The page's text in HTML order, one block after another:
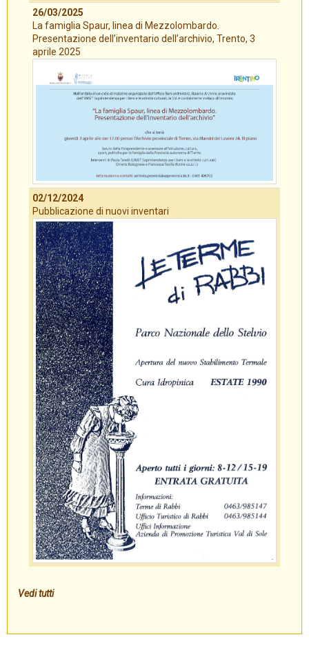
26/03/2025
La famiglia Spaur, linea di Mezzolombardo.
Presentazione dell’inventario dell’archivio, Trento, 3
aprile 2025
02/12/2024
Pubblicazione di nuovi inventari
Vedi tutti